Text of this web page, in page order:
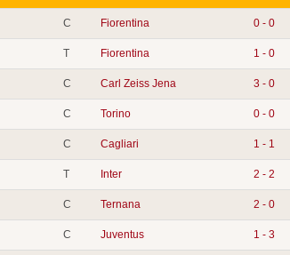
C Fiorentina 0 - 0
T Fiorentina 1 - 0
C Carl Zeiss Jena 3 - 0
C Torino 0 - 0
C Cagliari 1 - 1
T Inter 2 - 2
C Ternana 2 - 0
C Juventus 1 - 3